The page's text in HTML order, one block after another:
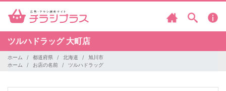
ツルハドラッグ 大町店
ホーム 都道府県 北海道
旭川市
ホーム
お店の名前 ツルハドラッグ